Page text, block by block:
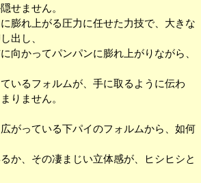
せません。
膨れ上がる圧力に任せた力技で、大きな
出し、
向かってパンパンに膨れ上がりながら、
いるフォルムが、手に取るように伝わ
りません。
がっている下パイのフォルムから、如何
か、その凄まじい立体感が、ヒシヒシと